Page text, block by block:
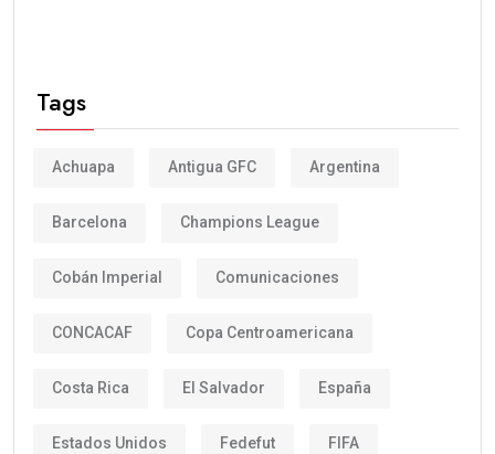
Tags
Achuapa Antigua GFC Argentina
Barcelona Champions League
Cobán Imperial Comunicaciones
CONCACAF Copa Centroamericana
Costa Rica El Salvador España
Estados Unidos Fedefut FIFA